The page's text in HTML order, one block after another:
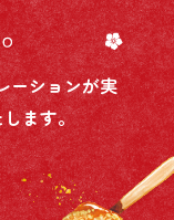
ーションが実
ます。